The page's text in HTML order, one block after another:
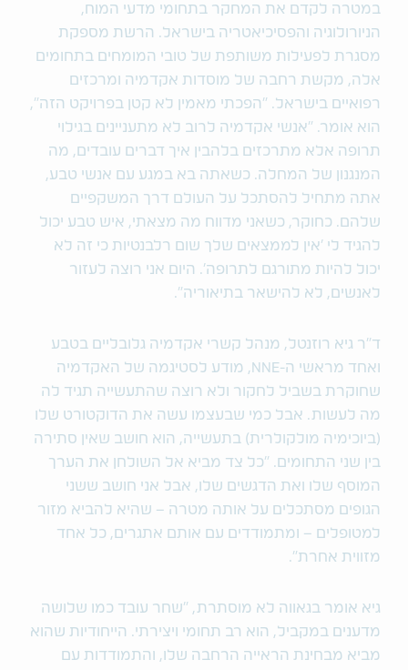
במטרה לקדם את המחקר בתחומי מדעי המוח,
הניורולוגיה והפסיכיאטריה בישראל. הרשת‬ מספקת
מסגרת לפעילות משותפת של טובי המומחים בתחומים
אלה, מקשת רחבה של מוסדות אקדמיה ומרכזים
רפואיים בישראל. "הפכתי מאמין לא קטן בפרויקט הזה",
הוא אומר. "אנשי אקדמיה לרוב לא מתעניינים בגילוי
תרופה אלא מתרכזים בלהבין איך דברים עובדים, מה
המנגנון של המחלה. כשאתה בא במגע עם אנשי טבע,
אתה מתחיל להסתכל על העולם דרך המשקפיים
שלהם. כחוקר, כשאני מדווח מה מצאתי, איש טבע יכול
להגיד לי 'אין לממצאים שלך שום רלבנטיות כי זה לא
יכול להיות מתורגם לתרופה'. היום אני רוצה לעזור
לאנשים, לא להישאר בתיאוריה".
ד"ר גיא רוזנטל, מנהל קשרי אקדמיה גלובליים בטבע
ואחד מראשי ה-NNE, מודע לסטיגמה של האקדמיה
שחוקרת בשביל לחקור ולא רוצה שהתעשייה תגיד לה
מה לעשות. אבל כמי שבעצמו עשה את הדוקטורט שלו
(ביוכימיה מולקולרית) בתעשייה, הוא חושב שאין סתירה
בין שני התחומים. "כל צד מביא אל השולחן את הערך
המוסף שלו ואת הדגשים שלו, אבל אני חושב ששני
הגופים מסתכלים על אותה מטרה – שהיא להביא מזור
למטופלים – ומתמודדים עם אותם אתגרים, כל אחד
מזווית אחרת".
גיא אומר בגאווה לא מוסתרת, "שחר עובד כמו שלושה
מדענים במקביל, הוא רב תחומי ויצירתי. הייחודיות שהוא
מביא מבחינת הראייה הרחבה שלו, והתמודדות עם